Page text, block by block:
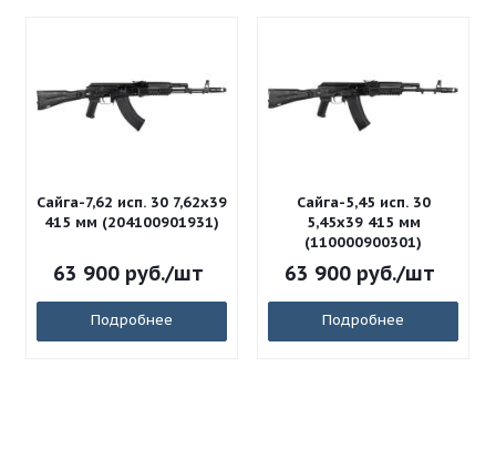
Сайга-7,62 исп. 30 7,62x39
415 мм (204100901931)
63 900руб./шт
Подробнее
Сайга-5,45 исп. 30
5,45x39 415 мм
(110000900301)
63 900руб./шт
Подробнее